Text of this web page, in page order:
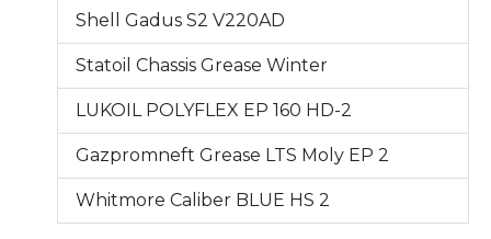
Shell Gadus S2 V220AD
Statoil Chassis Grease Winter
LUKOIL POLYFLEX EP 160 HD-2
Gazpromneft Grease LTS Moly EP 2
Whitmore Caliber BLUE HS 2